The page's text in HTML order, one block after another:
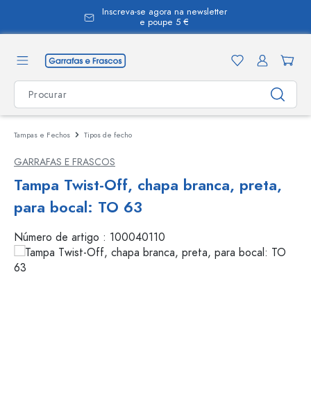
Inscreva-se agora na newsletter
e poupe 5 €
Tampas e Fechos Tipos de fecho
GARRAFAS E FRASCOS
Tampa Twist-Off, chapa branca, preta,
para bocal: TO 63
Número de artigo : 100040110